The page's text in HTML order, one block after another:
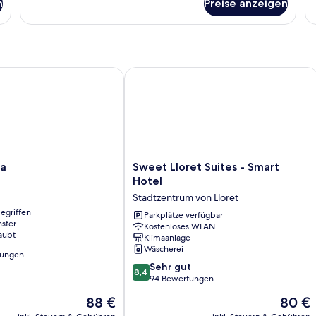
Preise anzeigen
Der
Preis
88 €
Sweet
Lloret
-
Smart
Hotel
Stadtzentrum
von
Lloret
Sweet Lloret Suites - Smart
Hotel
Stadtzentrum von Lloret
Parkplätze verfügbar
Kostenloses WLAN
Klimaanlage
Wäscherei
8.4
von
8,4 Sehr gut
94 Bewertungen
Der
Preis
80 €
Sweet Lloret Suites - Smart Hotel